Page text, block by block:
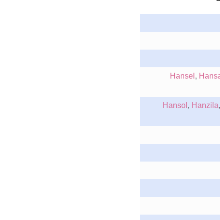
Hansel ,
Hansol , Hanzila,